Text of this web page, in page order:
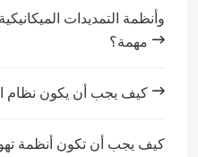
مهمة؟
كيف يجب أن يكون نظام
كيف يجب أن تكون أنظمة